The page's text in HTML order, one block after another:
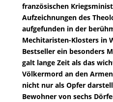
französischen
Aufzeichnungen des
aufgefunden in der
Mechitaristen-Klosters in
Bestseller ein besonders
galt lange Zeit als das
Völkermord an den
nicht nur als Opfer
Bewohner von sechs